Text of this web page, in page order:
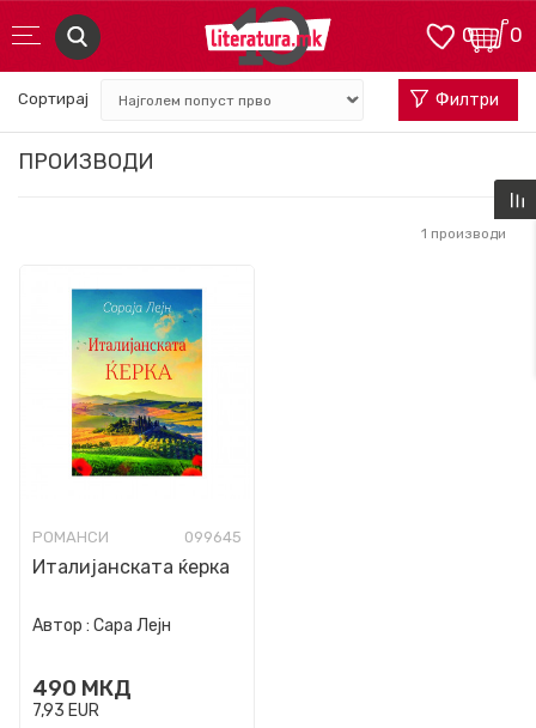
0
0
ПРОИЗВОДИ
Сортирај Филтри
1 производи
РОМАНСИ 099645
Италијанската ќерка
Автор : Сара Лејн
490 МКД
7,93 EUR